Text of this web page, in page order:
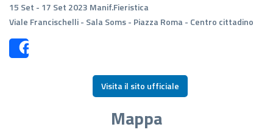
15 Set - 17 Set 2023 Manif.Fieristica
Viale Francischelli - Sala Soms - Piazza Roma - Centro cittadino
Visita il sito ufficiale
Mappa